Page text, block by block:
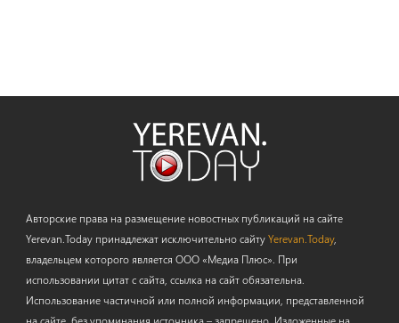
Авторские права на размещение новостных публикаций на сайте
Yerevan.Today принадлежат исключительно сайтуYerevan.Today,
владельцем которого является ООО «Медиа Плюс». При
использовании цитат с сайта, ссылка на сайт обязательна.
Использование частичной или полной информации, представленной